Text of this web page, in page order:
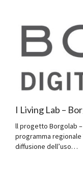
I Living Lab –
ll progetto Borgolab –
programma
diffusione dell’uso…